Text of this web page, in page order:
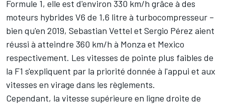
Formule 1, elle est d'environ 330 km/h grâce à des
moteurs hybrides V6 de 1,6 litre à turbocompresseur –
bien qu'en 2019, Sebastian Vettel et Sergio Pérez aient
réussi à atteindre 360 km/h à Monza et Mexico
respectivement. Les vitesses de pointe plus faibles de
la F1 s'expliquent par la priorité donnée à l'appui et aux
vitesses en virage dans les règlements.
Cependant, la vitesse supérieure en ligne droite de